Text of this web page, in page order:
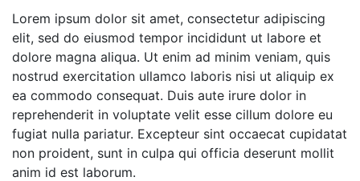
Lorem ipsum dolor sit amet, consectetur adipiscing
elit, sed do eiusmod tempor incididunt ut labore et
dolore magna aliqua. Ut enim ad minim veniam, quis
nostrud exercitation ullamco laboris nisi ut aliquip ex
ea commodo consequat. Duis aute irure dolor in
reprehenderit in voluptate velit esse cillum dolore eu
fugiat nulla pariatur. Excepteur sint occaecat cupidatat
non proident, sunt in culpa qui officia deserunt mollit
anim id est laborum.